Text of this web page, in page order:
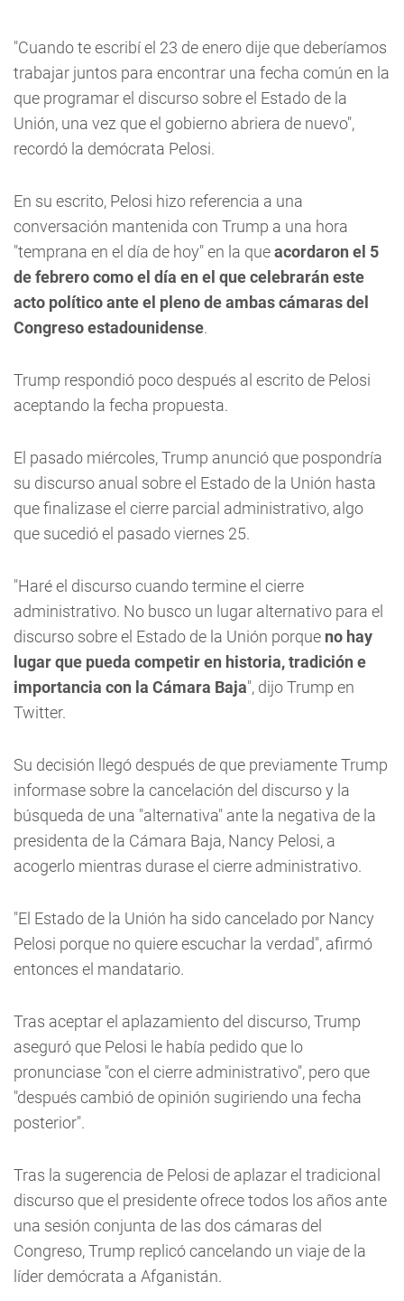
"Cuando te escribí el 23 de enero dije que deberíamos
trabajar juntos para encontrar una fecha común en la
que programar el discurso sobre el Estado de la
Unión, una vez que el gobierno abriera de nuevo",
recordó la demócrata Pelosi.
En su escrito, Pelosi hizo referencia a una
conversación mantenida con Trump a una hora
"temprana en el día de hoy" en la queacordaron el 5
de febrero como el día en el que celebrarán este
acto político ante el pleno de ambas cámaras del
Congreso estadounidense.
Trump respondió poco después al escrito de Pelosi
aceptando la fecha propuesta.
El pasado miércoles, Trump anunció que pospondría
su discurso anual sobre el Estado de la Unión hasta
que finalizase el cierre parcial administrativo, algo
que sucedió el pasado viernes 25.
"Haré el discurso cuando termine el cierre
administrativo. No busco un lugar alternativo para el
discurso sobre el Estado de la Unión porque no hay
lugar que pueda competir en historia, tradición e
importancia con la Cámara Baja", dijo Trump en
Twitter.
Su decisión llegó después de que previamente Trump
informase sobre la cancelación del discurso y la
búsqueda de una "alternativa" ante la negativa de la
presidenta de la Cámara Baja, Nancy Pelosi, a
acogerlo mientras durase el cierre administrativo.
"El Estado de la Unión ha sido cancelado por Nancy
Pelosi porque no quiere escuchar la verdad", afirmó
entonces el mandatario.
Tras aceptar el aplazamiento del discurso, Trump
aseguró que Pelosi le había pedido que lo
pronunciase "con el cierre administrativo", pero que
"después cambió de opinión sugiriendo una fecha
posterior".
Tras la sugerencia de Pelosi de aplazar el tradicional
discurso que el presidente ofrece todos los años ante
una sesión conjunta de las dos cámaras del
Congreso, Trump replicó cancelando un viaje de la
líder demócrata a Afganistán.